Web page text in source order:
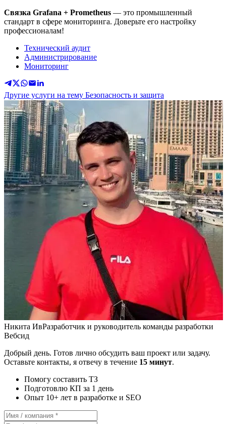
Связка Grafana + Prometheus — это промышленный
стандарт в сфере мониторинга. Доверьте его настройку
профессионалам!
Технический аудит
Администрирование
Мониторинг
Другие услуги на тему Безопасность и защита
Никита ИвРазработчик и руководитель команды разработки
Вебсид
Добрый день. Готов лично обсудить ваш проект или задачу.
Оставьте контакты, я отвечу в течение 15 минут.
Помогу составить ТЗ
Подготовлю КП за 1 день
Опыт 10+ лет в разработке и SEO